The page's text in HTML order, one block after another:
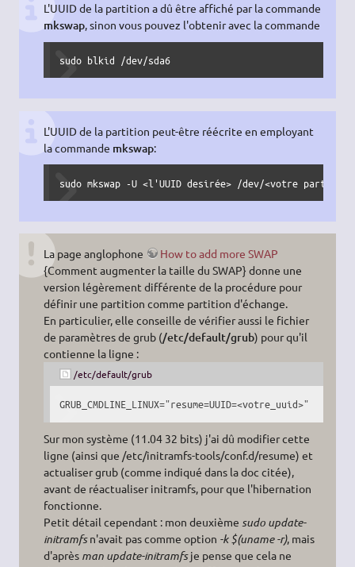
L'UUID de la partition a dû être affiché par la commande
mkswap, sinon vous pouvez l'obtenir avec la commande
sudo blkid /dev/sda6
L'UUID de la partition peut-être réécrite en employant
la commande mkswap:
sudo mkswap -U <l 'UUID desirée> /dev/<votre
La page anglophone
How to add more SWAP
{Comment augmenter la taille du SWAP} donne une
version légèrement différente de la procédure pour
définir une partition comme partition d'échange.
En particulier, elle conseille de vérifier aussi le fichier
de paramètres de grub (/etc/default/grub) pour qu'il
contienne la ligne :
/etc/default/grub
GRUB_CMDLINE_LINUX="resume=UUID=<votre_uuid>"
Sur mon système (11.04 32 bits) j'ai dû modifier cette
ligne (ainsi que /etc/initramfs-tools/conf.d/resume) et
actualiser grub (comme indiqué dans la doc citée),
avant de réactualiser initramfs, pour que l'hibernation
fonctionne.
Petit détail cependant : mon deuxième sudo update-
initramfsn'avait pas comme option -k $(uname -r), mais
d'après man update-initramfsje pense que cela ne